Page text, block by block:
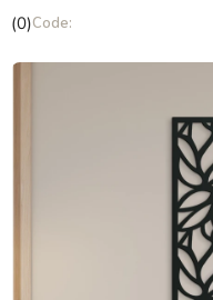
Die
Produktbewertung
(0)